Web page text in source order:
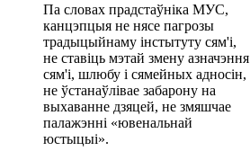
Па словах прадстаўніка МУС,
канцэпцыя не нясе пагрозы
традыцыйнаму інстытуту сям'і,
не ставіць мэтай змену азначэння
сям'і, шлюбу і сямейных адносін,
не ўстанаўлівае забарону на
выхаванне дзяцей, не змяшчае
палажэнні «ювенальнай
юстыцыі».